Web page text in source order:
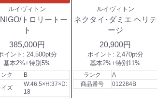
ルイヴィトン
トロリートー
ト
385,000円
イント: 24,500pt分
基本2%+特別5%
ク
B
ズ
W:46.5×H:37×D:
18
ルイヴィトン
ネクタイ･ダミエ ヘリテ
ージ
20,900円
ポイント: 2,470pt分
基本2%+特別11%
ランク
A
商品番号
012284B